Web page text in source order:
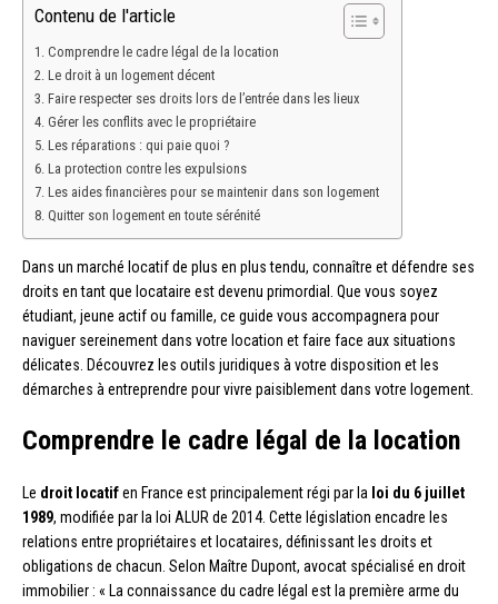
Contenu de l'article
Comprendre le cadre légal de la location
Le droit à un logement décent
Faire respecter ses droits lors de l’entrée dans les lieux
Gérer les conflits avec le propriétaire
Les réparations : qui paie quoi ?
La protection contre les expulsions
Les aides financières pour se maintenir dans son logement
Quitter son logement en toute sérénité
Dans un marché locatif de plus en plus tendu, connaître et défendre ses
droits en tant que locataire est devenu primordial. Que vous soyez
étudiant, jeune actif ou famille, ce guide vous accompagnera pour
naviguer sereinement dans votre location et faire face aux situations
délicates. Découvrez les outils juridiques à votre disposition et les
démarches à entreprendre pour vivre paisiblement dans votre logement.
Comprendre le cadre légal de la location
Le droit locatifen France est principalement régi par la loi du 6 juillet
1989, modifiée par la loi ALUR de 2014. Cette législation encadre les
relations entre propriétaires et locataires, définissant les droits et
obligations de chacun. Selon Maître Dupont, avocat spécialisé en droit
immobilier : « La connaissance du cadre légal est la première arme du